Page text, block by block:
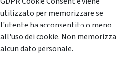
utilizzato per memorizzare se
l'utente ha acconsentito o meno
all'uso dei cookie. Non memorizza
alcun dato personale.